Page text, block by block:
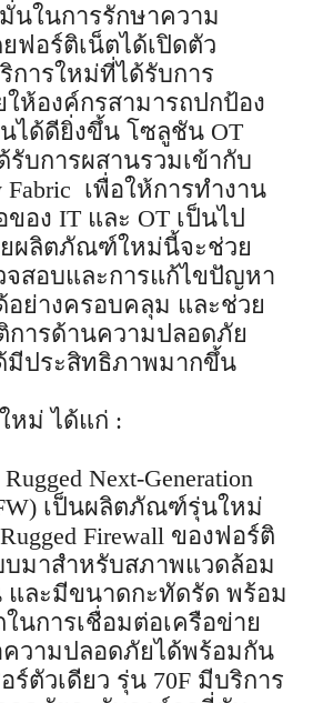
นในการรักษาความ
ฟอร์ติเน็ตได้เปิดตัว
ารใหม่ที่ได้รับการ
ให้องค์กรสามารถปกป้อง
ได้ดียิ่งขึ้น โซลูชัน OT
รับการผสานรวมเข้ากับ
Fabric เพื่อให้การทำงาน
อง IT และ OT เป็นไป
ยผลิตภัณฑ์ใหม่นี้จะช่วย
จสอบและการแก้ไขปัญหา
อย่างครอบคลุม และช่วย
ารด้านความปลอดภัย
มีประสิทธิภาพมากขึ้น
ม่ ได้แก่ :
Next-Generation
เป็นผลิตภัณฑ์รุ่นใหม่
Firewall ของฟอร์ติ
บมาสำหรับสภาพแวดล้อม
ละมีขนาดกะทัดรัด พร้อม
นการเชื่อมต่อเครือข่าย
ความปลอดภัยได้พร้อมกัน
ร์ตัวเดียว รุ่น 70F มีบริการ